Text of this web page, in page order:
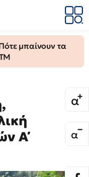
μπαίνουν τα
Α΄